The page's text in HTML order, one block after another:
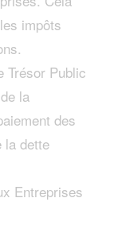
impôts
Trésor Public
la
des
la dette
Entreprises